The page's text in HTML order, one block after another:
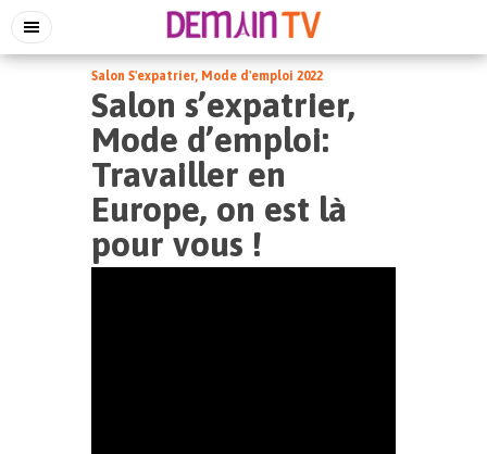
Salon S'expatrier, Mode d'emploi 2022
Salon s’expatrier,
Mode d’emploi:
Travailler en
Europe, on est là
pour vous !